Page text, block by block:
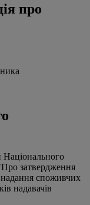
про
затвердження
споживчих
надавачів